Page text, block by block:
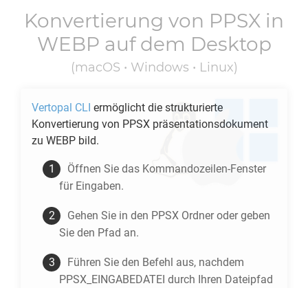
Konvertierung von PPSX in
WEBP auf dem Desktop
(macOS • Windows • Linux)
Vertopal CLI ermöglicht die strukturierte
Konvertierung von PPSX präsentationsdokument
zu WEBP bild.
Öffnen Sie das Kommandozeilen-Fenster
für Eingaben.
Gehen Sie in den PPSX Ordner oder geben
Sie den Pfad an.
Führen Sie den Befehl aus, nachdem
PPSX_EINGABEDATEI durch Ihren Dateipfad